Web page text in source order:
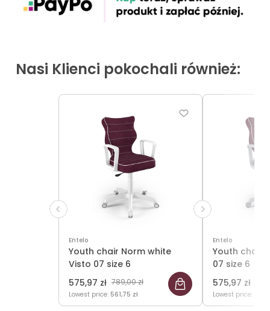
Nasi Klienci pokochali również:
Entelo
Youth chair Norm white
Visto 07 size 6
575,97 zł 789,00 zł
Lowest price: 561,75 zł
Entelo
Youth chair
07 size 6
575,97 zł
Lowest price: